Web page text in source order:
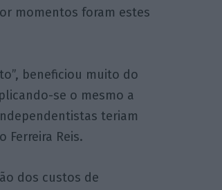
momentos foram estes
beneficiou muito do
se o mesmo a
teriam
Ferreira Reis.
dos custos de